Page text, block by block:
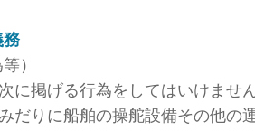
）
に掲げる行為をしてはいけませ
だりに船舶の操舵設備その他の